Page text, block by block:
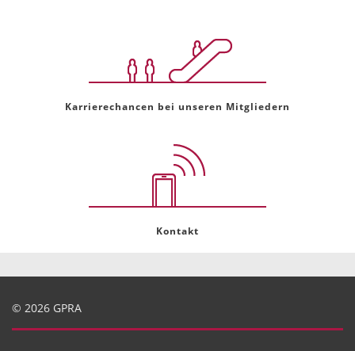
Karrierechancen bei unseren Mitgliedern
Kontakt
© 2026 GPRA